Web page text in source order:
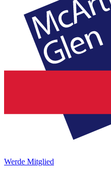
Werde Mitglied